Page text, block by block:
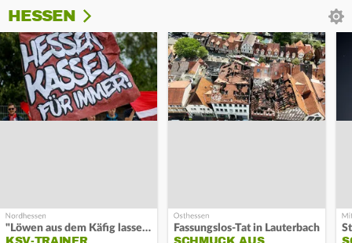
HESSEN
"Löwen aus dem Käfig lassen" Fassungslos-Tat in Lauterbach